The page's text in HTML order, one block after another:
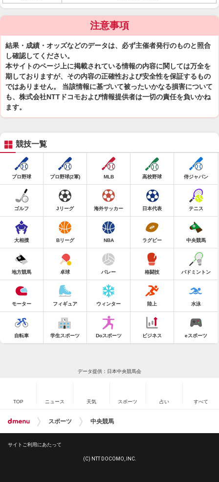
注意事項
結果・成績・オッズなどのデータは、必ず主催者発行のものと照合
し確認してください。
本サイトのページ上に掲載されている情報の内容に関しては万全を
期しておりますが、その内容の正確性および安全性を保証するもの
ではありません。 当該情報に基づいて被ったいかなる損害について
も、株式会社NTTドコモおよび情報提供者は一切の責任を負いかね
ます。
競技一覧
プロ野球 プロ野球(2軍) MLB 高校野球 侍ジャパン
ゴルフ Jリーグ 海外サッカー 日本代表 テニス
大相撲 Bリーグ NBA ラグビー 中央競馬
地方競馬 卓球 バレー 格闘技 バドミントン
モーター フィギュア ウィンター 陸上 水泳
自転車 学生スポーツ Doスポーツ ビジネス eスポーツ
データ提供：日本中央競馬会
TOP ニュース 天気 スポーツ 占い すべて
スポーツ 中央競馬
サイトご利用にあたって
(C) NTT DOCOMO, INC.